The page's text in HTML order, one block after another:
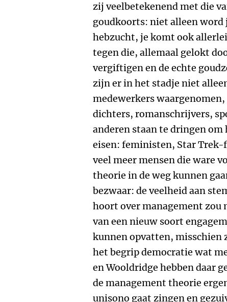
zij veelbetekenend met die
goudkoorts: niet alleen word
hebzucht, je komt ook
tegen die, allemaal gelokt
vergiftigen en de echte
zijn er in het stadje niet
medewerkers
dichters, romanschrijvers,
anderen staan te dringen om
eisen: feministen, Star
veel meer mensen die ware
theorie in de weg kunnen
bezwaar: de veelheid aan
hoort over management zou
van een nieuw soort
kunnen opvatten, misschien
het begrip democratie wat
en Wooldridge hebben daar
de management theorie
unisono gaat zingen en